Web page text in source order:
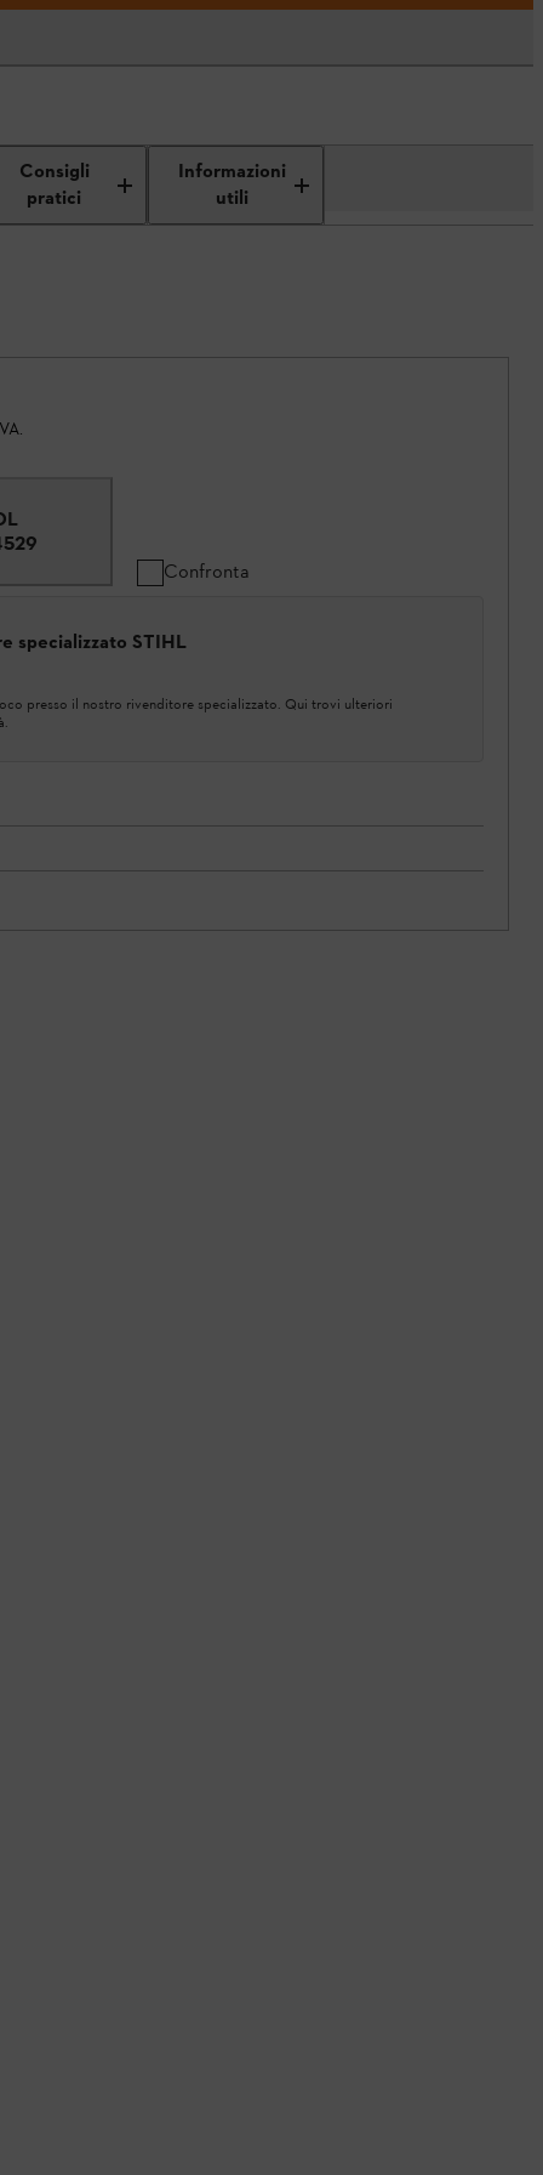
Consigli
pratici
Informazioni
utili
Confronta
specializzato STIHL
presso il nostro rivenditore specializzato. Qui trovi ulteriori